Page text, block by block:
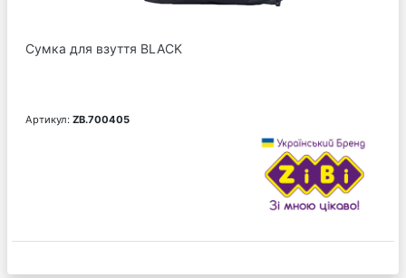
Сумка для взуття BLACK
Артикул: ZB.700405